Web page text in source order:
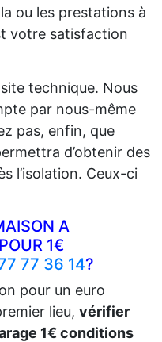
ou les prestations à
votre satisfaction
technique. Nous
par nous-même
pas, enfin, que
d’obtenir des
l’isolation. Ceux-ci
A
1€
77 36 14?
pour un euro
lieu, vérifier
1€ conditions